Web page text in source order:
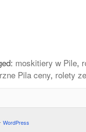
moskitiery w Pile,
Pila ceny, rolety
⋅ WordPress